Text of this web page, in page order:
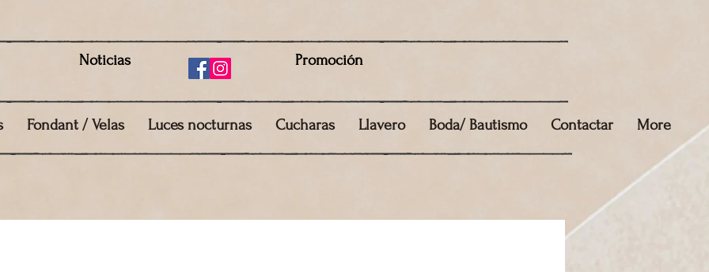
Noticias Promoción
Fondant / Velas Luces nocturnas Cucharas Llavero Boda/ Bautismo Contactar More